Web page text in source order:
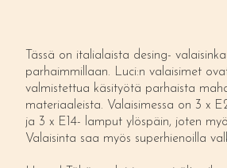
Tässä on italialaista desing-
parhaimmillaan. Luci:n valaisimet
valmistettua käsityötä parhaista
materiaaleista. Valaisimessa on 3 x
ja 3 x E14- lamput ylöspäin, joten
Valaisinta saa myös superhienoilla